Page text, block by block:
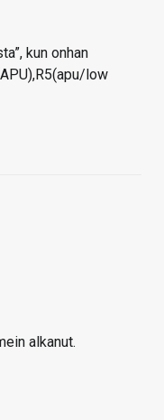
kun onhan
low
alkanut.